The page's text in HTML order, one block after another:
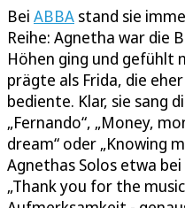
Bei ABBA stand sie
Reihe: Agnetha war die
Höhen ging und gefühlt
prägte als Frida, die
bediente. Klar, sie sang
„Fernando“, „Money,
dream“ oder „Knowing
Agnethas Solos etwa
„Thank you for the